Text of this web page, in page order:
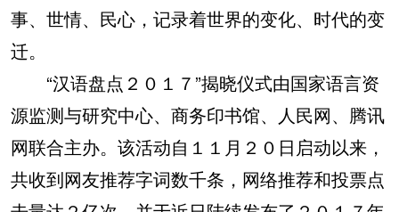
事、世情、民心，记录着世界的变化、时代的变
迁。
“汉语盘点２０１７”揭晓仪式由国家语言资
源监测与研究中心、商务印书馆、人民网、腾讯
网联合主办。该活动自１１月２０日启动以来，
共收到网友推荐字词数千条，网络推荐和投票点